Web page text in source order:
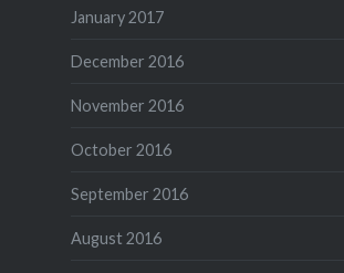
January 2017
December 2016
November 2016
October 2016
September 2016
August 2016